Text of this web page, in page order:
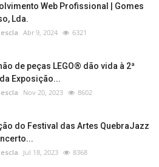
Web Profissional | Gomes
Lda.
Abr 9, 2024 6321
de peças LEGO® dão vida à 2ª
Exposição...
Nov 20, 2023 8602
do Festival das Artes QuebraJazz
Jul 18, 2023 8368